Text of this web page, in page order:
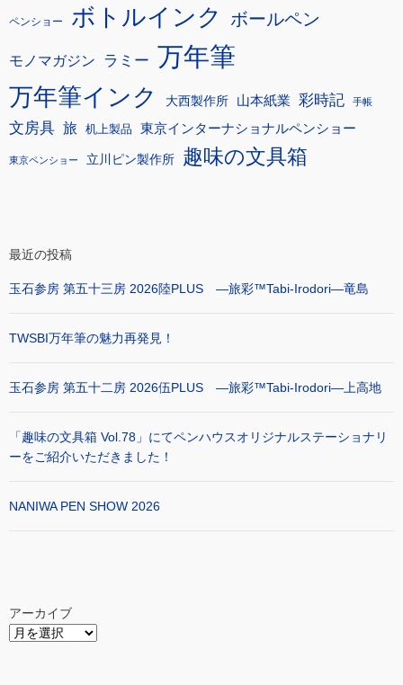
ペンショー ボトルインク ボールペン
モノマガジン ラミー 万年筆
万年筆インク 大西製作所 山本紙業 彩時記 手帳
文房具 旅 机上製品 東京インターナショナルペンショー
東京ペンショー 立川ピン製作所 趣味の文具箱
最近の投稿
玉石参房 第五十三房 2026陸PLUS ―旅彩™Tabi-Irodori―竜島
TWSBI万年筆の魅力再発見！
玉石参房 第五十二房 2026伍PLUS ―旅彩™Tabi-Irodori―上高地
「趣味の文具箱 Vol.78」にてペンハウスオリジナルステーショナリ
ーをご紹介いただきました！
NANIWA PEN SHOW 2026
アーカイブ